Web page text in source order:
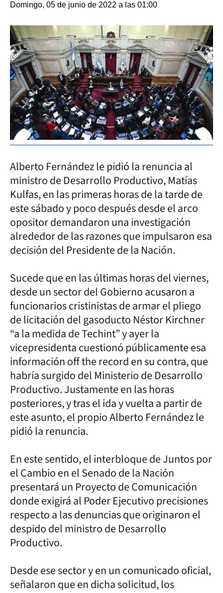
Domingo, 05 de junio de 2022 a las 01:00
Alberto Fernández le pidió la renuncia al
ministro de Desarrollo Productivo, Matías
Kulfas, en las primeras horas de la tarde de
este sábado y poco después desde el arco
opositor demandaron una investigación
alrededor de las razones que impulsaron esa
decisión del Presidente de la Nación.
Sucede que en las últimas horas del viernes,
desde un sector del Gobierno acusaron a
funcionarios cristinistas de armar el pliego
de licitación del gasoducto Néstor Kirchner
“a la medida de Techint” y ayer la
vicepresidenta cuestionó públicamente esa
información off the record en su contra, que
habría surgido del Ministerio de Desarrollo
Productivo. Justamente en las horas
posteriores, y tras el ida y vuelta a partir de
este asunto, el propio Alberto Fernández le
pidió la renuncia.
En este sentido, el interbloque de Juntos por
el Cambio en el Senado de la Nación
presentará un Proyecto de Comunicación
donde exigirá al Poder Ejecutivo precisiones
respecto a las denuncias que originaron el
despido del ministro de Desarrollo
Productivo.
Desde ese sector y en un comunicado oficial,
señalaron que en dicha solicitud, los